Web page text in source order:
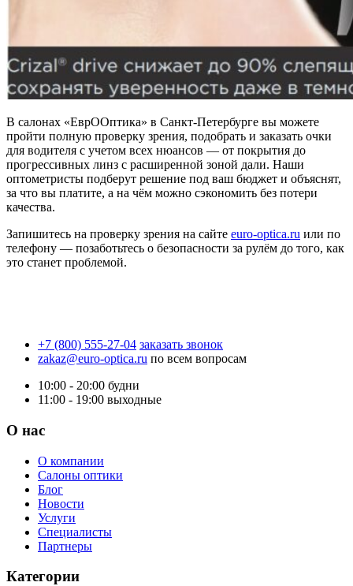
В салонах «ЕврООптика» в Санкт-Петербурге вы можете
пройти полную проверку зрения, подобрать и заказать очки
для водителя с учетом всех нюансов — от покрытия до
прогрессивных линз с расширенной зоной дали. Наши
оптометристы подберут решение под ваш бюджет и объяснят,
за что вы платите, а на чём можно сэкономить без потери
качества.
Запишитесь на проверку зрения на сайте euro-optica.ru или по
телефону — позаботьтесь о безопасности за рулём до того, как
это станет проблемой.
+7 (800) 555-27-04 заказать звонок
zakaz@euro-optica.ru по всем вопросам
10:00 - 20:00 будни
11:00 - 19:00 выходные
О нас
О компании
Салоны оптики
Блог
Новости
Услуги
Специалисты
Партнеры
Категории